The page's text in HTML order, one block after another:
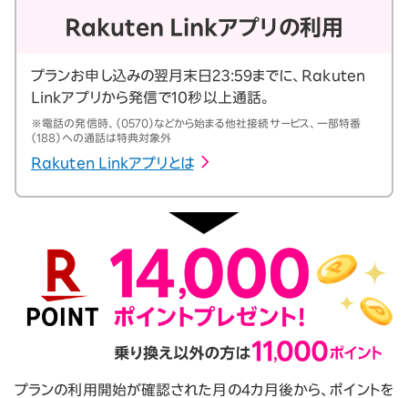
Rakuten Linkアプリの利用
プランお申し込みの翌月末日23:59までに、Rakuten
Linkアプリから発信で10秒以上通話。
※電話の発信時、（0570）などから始まる他社接続サービス、一部特番
（188）への通話は特典対象外
Rakuten Linkアプリとは
プランの利用開始が確認された月の4カ月後から、ポイントを